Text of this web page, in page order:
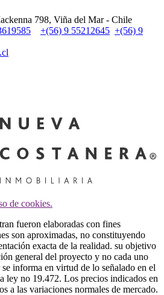
798, Viña del Mar - Chile
+(56) 9 55212645 +(56) 9
de cookies.
fueron elaboradas con fines
son aproximadas, no constituyendo
exacta de la realidad. su objetivo
general del proyecto y no cada uno
informa en virtud de lo señalado en el
ley no 19.472. Los precios indicados en
a las variaciones normales de mercado.